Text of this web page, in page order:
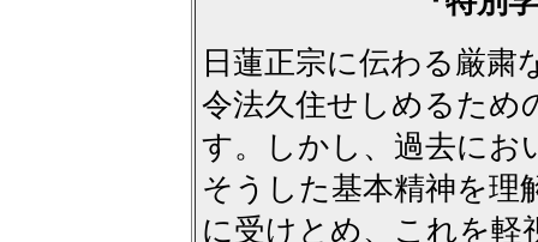
日蓮正宗に伝わる厳粛
令法久住せしめるため
す。しかし、過去にお
そうした基本精神を理
に受けとめ、これを軽